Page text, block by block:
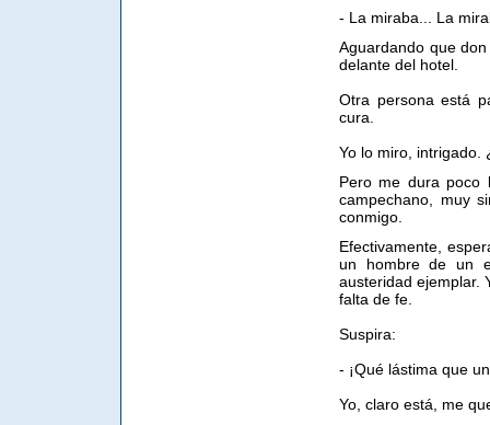
- La miraba... La
Aguardando que
delante del hotel.
Otra persona está
cura.
Yo lo miro,
Pero me dura poco
campechano, muy
conmigo.
Efectivamente,
un hombre de un
austeridad ejemplar.
falta de fe.
Suspira:
- ¡Qué lástima que
Yo, claro está, me